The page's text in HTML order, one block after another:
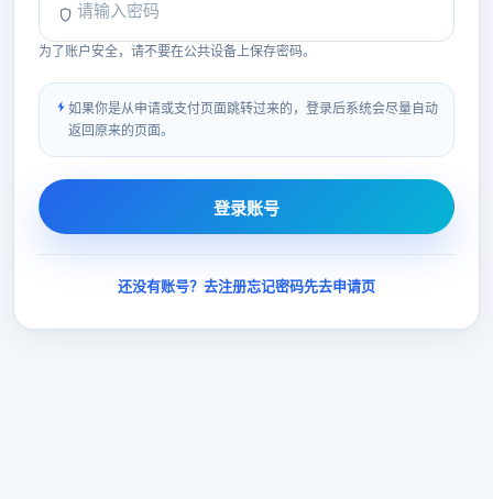
为了账户安全，请不要在公共设备上保存密码。
如果你是从申请或支付页面跳转过来的，登录后系统会尽量自动
返回原来的页面。
登录账号
还没有账号？去注册忘记密码先去申请页